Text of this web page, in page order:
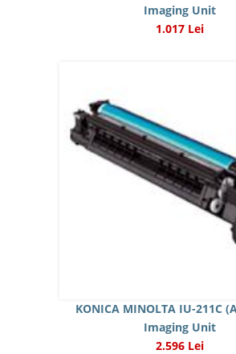
Imaging Unit
1.017 Lei
KONICA MINOLTA IU-211C
Imaging Unit
2.596 Lei